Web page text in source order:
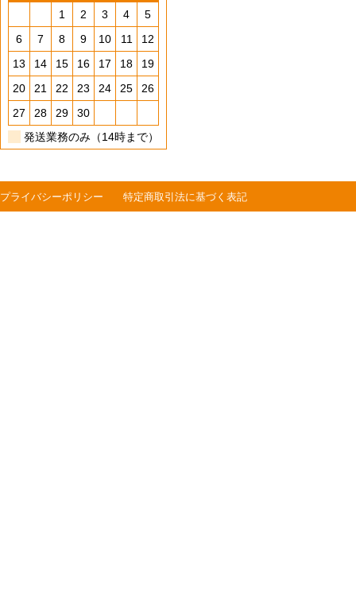
1
2 3 4
5
6
7 8 9 10 11
12
13
14 15 16 17 18
19
20
21 22 23 24 25
26
27
28 29
30
発送業務のみ（14時まで）
プライバシーポリシー 特定商取引法に基づく表記